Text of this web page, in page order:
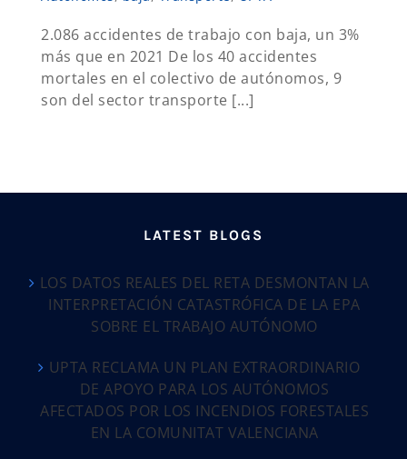
2.086 accidentes de trabajo con baja, un 3%
más que en 2021 De los 40 accidentes
mortales en el colectivo de autónomos, 9
son del sector transporte [...]
LATEST BLOGS
LOS DATOS REALES DEL RETA DESMONTAN LA
INTERPRETACIÓN CATASTRÓFICA DE LA EPA
SOBRE EL TRABAJO AUTÓNOMO
UPTA RECLAMA UN PLAN EXTRAORDINARIO
DE APOYO PARA LOS AUTÓNOMOS
AFECTADOS POR LOS INCENDIOS FORESTALES
EN LA COMUNITAT VALENCIANA